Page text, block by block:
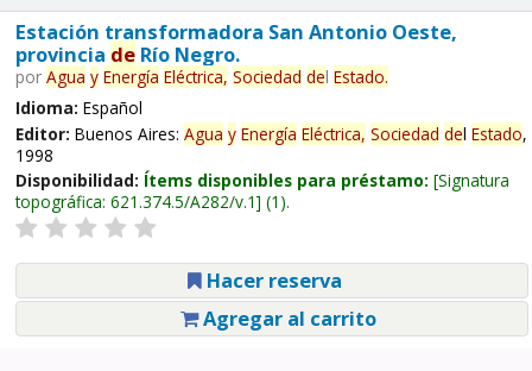
Estación transformadora San Antonio Oeste,
provincia deRío Negro.
por Agua y Energía Eléctrica, Sociedad del Estado.
Idioma: Español
Editor: Buenos Aires: Agua y Energía Eléctrica, Sociedad del Estado,
1998
Disponibilidad: Ítems disponibles para préstamo: Signatura
topográfica: 621.374.5/A282/v.1 (1).
Hacer reserva
Agregar al carrito